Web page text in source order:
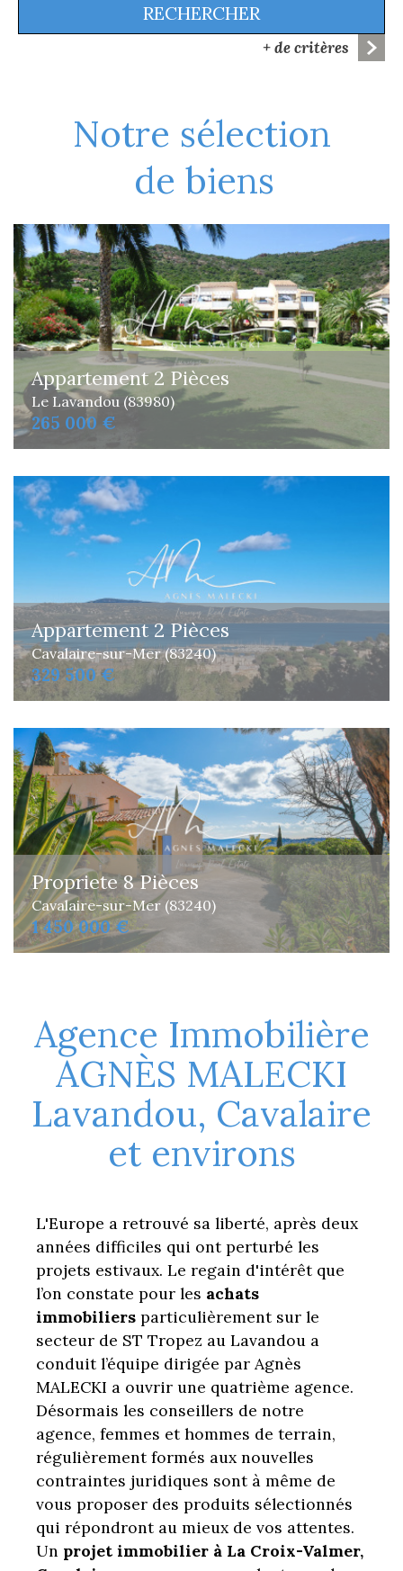
RECHERCHER
+ de critères
notre sélection
de biens
Appartement 2 Pièces
Le Lavandou (83980)
265 000 €
Appartement 2 Pièces
Cavalaire-sur-Mer (83240)
329 500 €
Propriete 8 Pièces
Cavalaire-sur-Mer (83240)
1 450 000 €
Agence Immobilière
AGNÈS MALECKI
Lavandou, Cavalaire
et environs
L'Europe a retrouvé sa liberté, après deux
années difficiles qui ont perturbé les
projets estivaux. Le regain d'intérêt que
l’on constate pour les achats
immobiliers particulièrement sur le
secteur de ST Tropez au Lavandou a
conduit l’équipe dirigée par Agnès
MALECKI a ouvrir une quatrième agence.
Désormais les conseillers de notre
agence, femmes et hommes de terrain,
régulièrement formés aux nouvelles
contraintes juridiques sont à même de
vous proposer des produits sélectionnés
qui répondront au mieux de vos attentes.
Un projet immobilier à La Croix-Valmer,